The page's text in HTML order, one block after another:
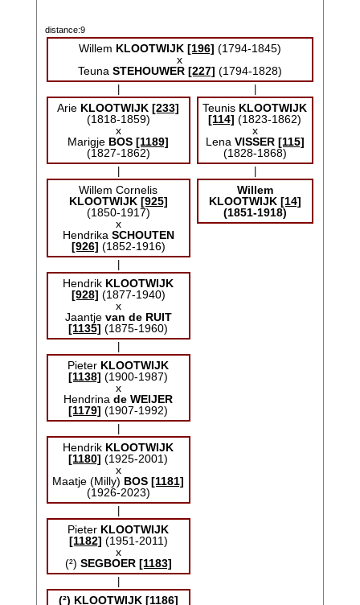
distance:9
Willem KLOOTWIJK [196] (1794-1845)
x
Teuna STEHOUWER [227] (1794-1828)
Arie KLOOTWIJK [233]
(1818-1859)
x
Marigje BOS [1189]
(1827-1862)
Teunis KLOOTWIJK
[114] (1823-1862)
x
Lena VISSER [115]
(1828-1868)
Willem Cornelis
KLOOTWIJK [925]
(1850-1917)
x
Hendrika SCHOUTEN
[926] (1852-1916)
Willem
KLOOTWIJK [14]
(1851-1918)
Hendrik KLOOTWIJK
[928] (1877-1940)
x
Jaantje van de RUIT
[1135] (1875-1960)
Pieter KLOOTWIJK
[1138] (1900-1987)
x
Hendrinade WEIJER
[1179] (1907-1992)
Hendrik KLOOTWIJK
[1180] (1925-2001)
x
Maatje (Milly) BOS [1181]
(1926-2023)
Pieter KLOOTWIJK
[1182] (1951-2011)
x
(²) SEGBOER [1183]
(²) KLOOTWIJK [1186]